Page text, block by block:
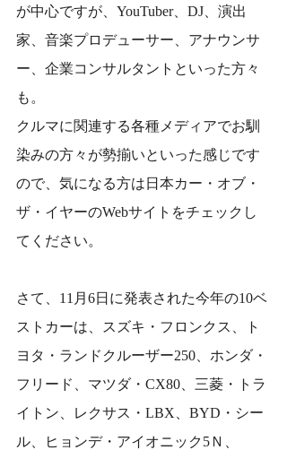
が中心ですが、YouTuber、DJ、演出
家、音楽プロデューサー、アナウンサ
ー、企業コンサルタントといった方々
も。
クルマに関連する各種メディアでお馴
染みの方々が勢揃いといった感じです
ので、気になる方は日本カー・オブ・
ザ・イヤーのWebサイトをチェックし
てください。
さて、11月6日に発表された今年の10ベ
ストカーは、スズキ・フロンクス、ト
ヨタ・ランドクルーザー250、ホンダ・
フリード、マツダ・CX80、三菱・トラ
イトン、レクサス・LBX、BYD・シー
ル、ヒョンデ・アイオニック5Ｎ、